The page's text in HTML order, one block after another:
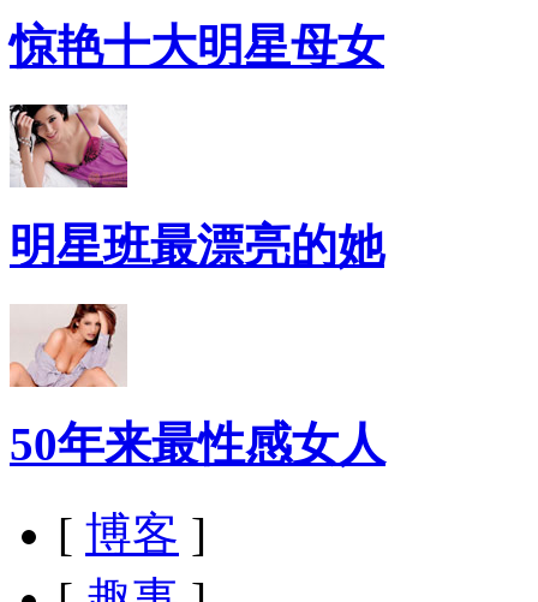
惊艳十大明星母女
明星班最漂亮的她
50年来最性感女人
[ 博客 ]